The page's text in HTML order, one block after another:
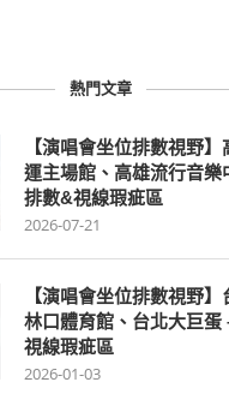
熱門文章
【演唱會坐位排數視野
運主場館、高雄流行音樂
排數&視線瑕疵區
2026-07-21
【演唱會坐位排數視野】
林口體育館、台北大巨蛋
視線瑕疵區
2026-01-03